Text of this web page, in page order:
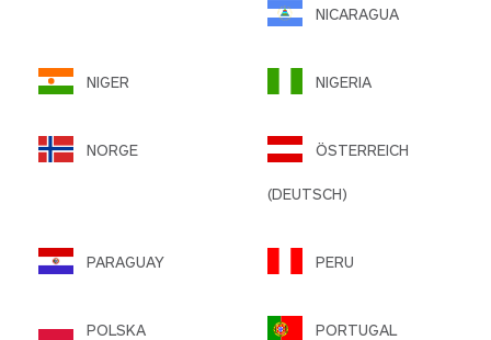
NICARAGUA
NIGER NIGERIA
NORGE ÖSTERREICH
(DEUTSCH)
PARAGUAY PERU
POLSKA PORTUGAL